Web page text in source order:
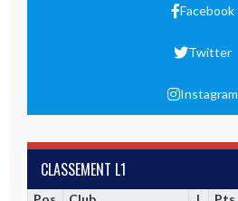
Facebook
Twitter
Instagram
CLASSEMENT L1